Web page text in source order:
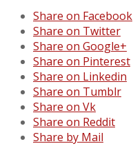
Share on Facebook
Share on Twitter
Share on Google+
Share on Pinterest
Share on Linkedin
Share on Tumblr
Share on Vk
Share on Reddit
Share by Mail